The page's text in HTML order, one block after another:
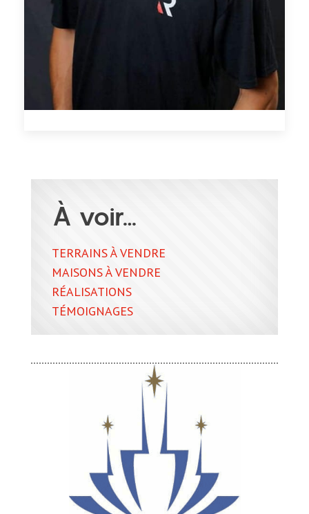
À voir…
TERRAINS À VENDRE
MAISONS À VENDRE
RÉALISATIONS
TÉMOIGNAGES